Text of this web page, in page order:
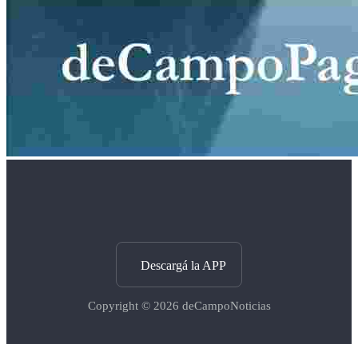
Descargá la APP
Copyright © 2026 deCampoNoticias